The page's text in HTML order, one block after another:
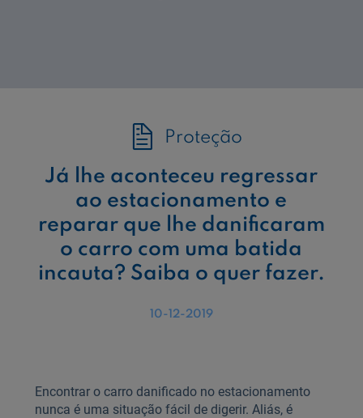
Proteção
Já lhe aconteceu regressar
ao estacionamento e
reparar que lhe danificaram
o carro com uma batida
incauta? Saiba o quer fazer.
10-12-2019
Encontrar o carro danificado no estacionamento
nunca é uma situação fácil de digerir. Aliás, é